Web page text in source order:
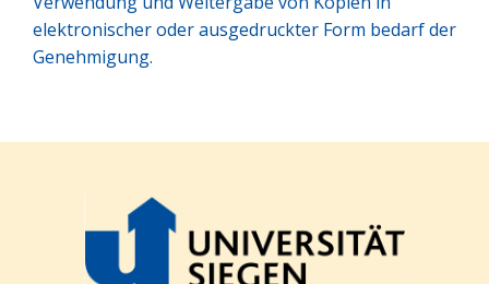
elektronischer oder ausgedruckter Form bedarf der
Genehmigung.